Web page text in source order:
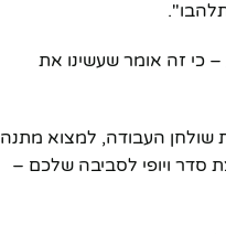
כי זה אומר שעשינו את
העבודה, למצוא מתנה
סדר ויופי לסביבה שלכם –